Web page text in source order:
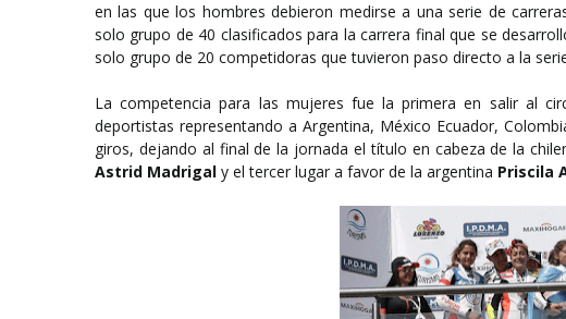
en las que los hombres debieron medirse a una serie de
solo grupo de 40 clasificados para la carrera final que se
solo grupo de 20 competidoras que tuvieron paso directo a la
La competencia para las mujeres fue la primera en salir al
deportistas representando a Argentina, México Ecuador,
giros, dejando al final de la jornada el título en cabeza de la
Astrid Madrigal y el tercer lugar a favor de la argentina Priscila